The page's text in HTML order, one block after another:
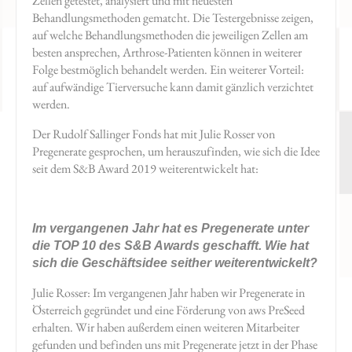
Behandlungsmethoden gematcht. Die Testergebnisse zeigen,
auf welche Behandlungsmethoden die jeweiligen Zellen am
besten ansprechen, Arthrose-Patienten können in weiterer
Folge bestmöglich behandelt werden. Ein weiterer Vorteil:
auf aufwändige Tierversuche kann damit gänzlich verzichtet
werden.
Der Rudolf Sallinger Fonds hat mit Julie Rosser von
Pregenerate gesprochen, um herauszufinden, wie sich die Idee
seit dem S&B Award 2019 weiterentwickelt hat:
Im vergangenen Jahr hat es Pregenerate unter
die TOP 10 des S&B Awards geschafft. Wie hat
sich die Geschäftsidee seither weiterentwickelt?
Julie Rosser: Im vergangenen Jahr haben wir Pregenerate in
Österreich gegründet und eine Förderung von aws PreSeed
erhalten. Wir haben außerdem einen weiteren Mitarbeiter
gefunden und befinden uns mit Pregenerate jetzt in der Phase